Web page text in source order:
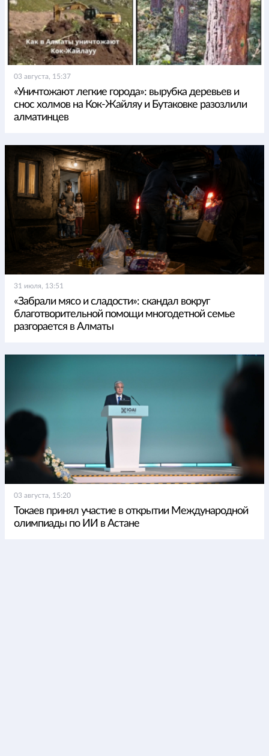
03 августа, 15:37
«Уничтожают легкие города»: вырубка деревьев и
снос холмов на Кок-Жайляу и Бутаковке разозлили
алматинцев
31 июля, 13:51
«Забрали мясо и сладости»: скандал вокруг
благотворительной помощи многодетной семье
разгорается в Алматы
03 августа, 15:20
Токаев принял участие в открытии Международной
олимпиады по ИИ в Астане